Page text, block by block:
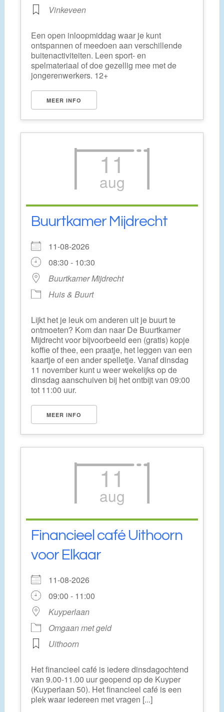
Vinkeveen
Een open inloopmiddag waar je kunt
ontspannen of meedoen aan verschillende
buitenactiviteiten. Leen sport- en
spelmateriaal of doe gezellig mee met de
jongerenwerkers. 12+
MEER INFO
11
aug
Buurtkamer Mijdrecht
11-08-2026
08:30 - 10:30
Buurtkamer Mijdrecht
Huis & Buurt
Lijkt het je leuk om anderen uit je buurt te
ontmoeten? Kom dan naar De Buurtkamer
Mijdrecht voor bijvoorbeeld een (gratis) kopje
koffie of thee, een praatje, het leggen van een
kaartje of een ander spelletje. Vanaf dinsdag
11 november kunt u weer wekelijks op de
dinsdag aanschuiven bij het ontbijt van 09:00
tot 11:00 uur.
MEER INFO
11
aug
Financieel café Uithoorn
voor Elkaar
11-08-2026
09:00 - 11:00
Kuyperlaan
Omgaan met geld
Uithoorn
Het financieel café is iedere dinsdagochtend
van 9.00-11.00 uur geopend op de Kuyper
(Kuyperlaan 50). Het financieel café is een
plek waar iedereen met vragen [...]